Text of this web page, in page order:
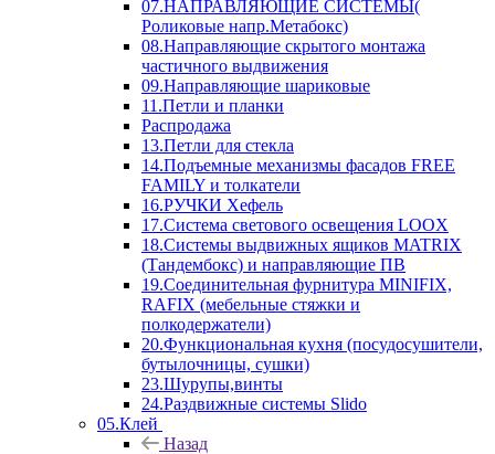
07.НАПРАВЛЯЮЩИЕ СИСТЕМЫ(
Роликовые напр.Метабокс)
08.Направляющие скрытого монтажа
частичного выдвижения
09.Направляющие шариковые
11.Петли и планки
Распродажа
13.Петли для стекла
14.Подъемные механизмы фасадов FREE
FAMILY и толкатели
16.РУЧКИ Хефель
17.Система светового освещения LOOX
18.Системы выдвижных ящиков MATRIX
(Тандембокс) и направляющие ПВ
19.Соединительная фурнитура MINIFIX,
RAFIX (мебельные стяжки и
полкодержатели)
20.Функциональная кухня (посудосушители,
бутылочницы, сушки)
23.Шурупы,винты
24.Раздвижные системы Slido
05.Клей
Назад